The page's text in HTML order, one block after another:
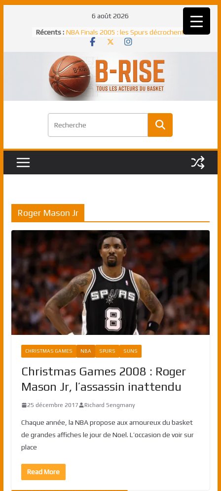
6 août 2026
Récents : NBA Finals 2005 : les Spurs décrochent
un troisième titre NBA, la rude bataille
NBA Finals 2021 : les Bucks et Giannis
Antetokounmpo triomphent, le Greek
Freek élu MVP
Shai Gilgeous-Alexander : son premier
match à plus de 40 points en NBA, le
Pau Gasol dans l’histoire en 2002 :
premier européen sacré Rookie de
Rudy Gobert, deuxième Français élu
Roger Mason Jr
CHRISTMAS GAMES NBA SPURS SUNS
Christmas Games 2008 : Roger
Mason Jr, l’assassin inattendu
25 décembre 2017 Richard Sengmany
Chaque année, la NBA propose aux amoureux du basket
de grandes affiches le jour de Noel. L’occasion de voir sur
place
Read More